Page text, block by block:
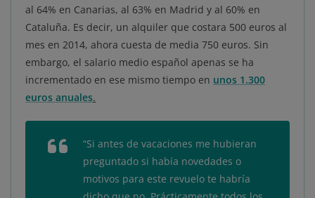
al 64% en Canarias, al 63% en Madrid y al 60% en
Cataluña. Es decir, un alquiler que costara 500 euros al
mes en 2014, ahora cuesta de media 750 euros. Sin
embargo, el salario medio español apenas se ha
incrementado en ese mismo tiempo en unos 1.300
euros anuales.
“Si antes de vacaciones me hubieran
preguntado si había novedades o
motivos para este revuelo te habría